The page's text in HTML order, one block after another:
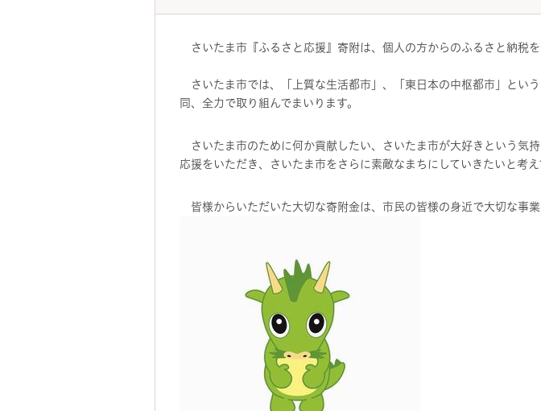
さいたま市『ふるさと応援』寄附は、個人の方からのふるさと納税を
さいたま市では、「上質な生活都市」、「東日本の中枢都市」とい
同、全力で取り組んでまいります。
さいたま市のために何か貢献したい、さいたま市が大好きという気
応援をいただき、さいたま市をさらに素敵なまちにしていきたいと考え
皆様からいただいた大切な寄附金は、市民の皆様の身近で大切な事業